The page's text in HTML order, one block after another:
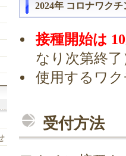
2024年 コロナワク
接種開始は
なり次第終了
使用するワ
受付方法